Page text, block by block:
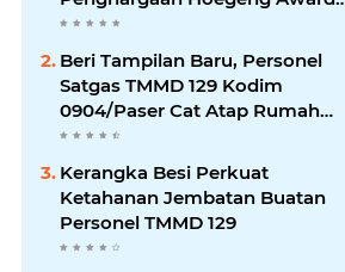
2026
Beri Tampilan Baru, Personel
Satgas TMMD 129 Kodim
0904/Paser Cat Atap Rumah
Marbot
Kerangka Besi Perkuat
Ketahanan Jembatan Buatan
Personel TMMD 129